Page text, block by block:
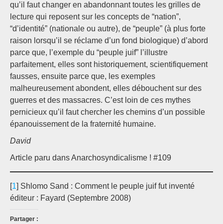
qu’il faut changer en abandonnant toutes les grilles de
lecture qui reposent sur les concepts de “nation”,
“d’identité” (nationale ou autre), de “peuple” (à plus forte
raison lorsqu’il se réclame d’un fond biologique) d’abord
parce que, l’exemple du “peuple juif” l’illustre
parfaitement, elles sont historiquement, scientifiquement
fausses, ensuite parce que, les exemples
malheureusement abondent, elles débouchent sur des
guerres et des massacres. C’est loin de ces mythes
pernicieux qu’il faut chercher les chemins d’un possible
épanouissement de la fraternité humaine.
David
Article paru dans Anarchosyndicalisme ! #109
[1] Shlomo Sand : Comment le peuple juif fut inventé
éditeur : Fayard (Septembre 2008)
Partager :